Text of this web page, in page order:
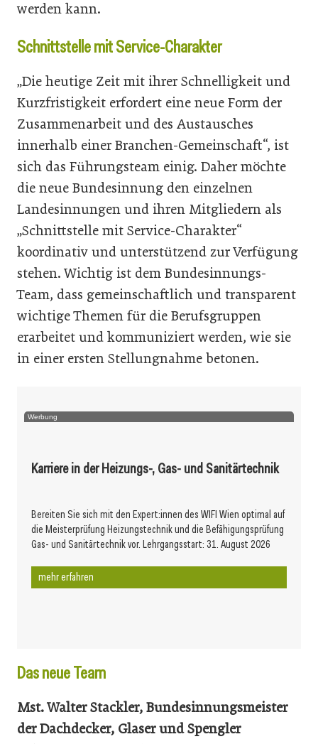
werden kann.
Schnittstelle mit Service-Charakter
„Die heutige Zeit mit ihrer Schnelligkeit und
Kurzfristigkeit erfordert eine neue Form der
Zusammenarbeit und des Austausches
innerhalb einer Branchen-Gemeinschaft“, ist
sich das Führungsteam einig. Daher möchte
die neue Bundesinnung den einzelnen
Landesinnungen und ihren Mitgliedern als
„Schnittstelle mit Service-Charakter“
koordinativ und unterstützend zur Verfügung
stehen. Wichtig ist dem Bundesinnungs-
Team, dass gemeinschaftlich und transparent
wichtige Themen für die Berufsgruppen
erarbeitet und kommuniziert werden, wie sie
in einer ersten Stellungnahme betonen.
Werbung
Karriere in der Heizungs-, Gas- und Sanitärtechnik
Bereiten Sie sich mit den Expert:innen des WIFI Wien optimal auf
die Meisterprüfung Heizungstechnik und die Befähigungsprüfung
Gas- und Sanitärtechnik vor. Lehrgangsstart: 31. August 2026
mehr erfahren
Das neue Team
Mst. Walter Stackler, Bundesinnungsmeister
der Dachdecker, Glaser und Spengler